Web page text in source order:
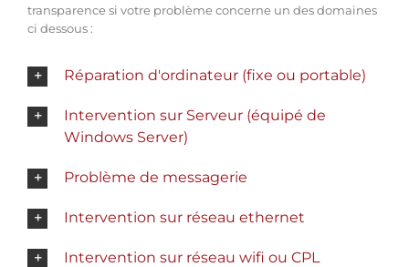
transparence si votre problème concerne un des domaines
ci dessous :
Réparation d'ordinateur (fixe ou portable)
Intervention sur Serveur (équipé de
Windows Server)
Problème de messagerie
Intervention sur réseau ethernet
Intervention sur réseau wifi ou CPL